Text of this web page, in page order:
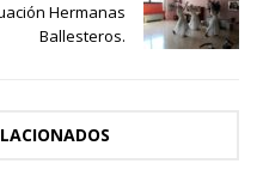
Hermanas
Ballesteros.